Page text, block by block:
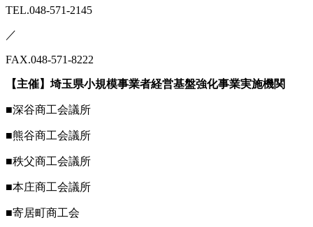
TEL.048-571-2145
／
FAX.048-571-8222
【主催】埼玉県小規模事業者経営基盤強化事業実施機関
■深谷商工会議所
■熊谷商工会議所
■秩父商工会議所
■本庄商工会議所
■寄居町商工会